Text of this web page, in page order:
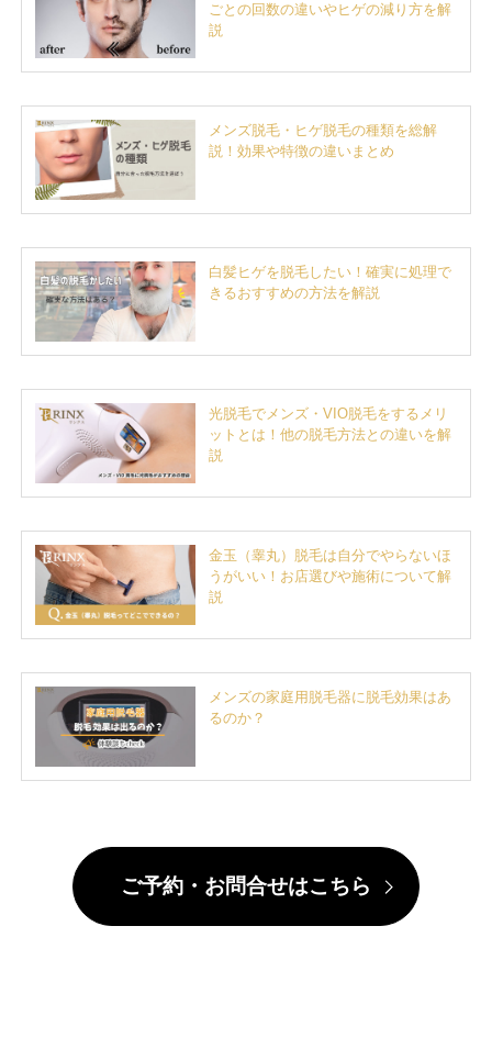
ごとの回数の違いやヒゲの減り方を解
説
メンズ脱毛・ヒゲ脱毛の種類を総解
説！効果や特徴の違いまとめ
白髪ヒゲを脱毛したい！確実に処理で
きるおすすめの方法を解説
光脱毛でメンズ・VIO脱毛をするメリ
ットとは！他の脱毛方法との違いを解
説
金玉（睾丸）脱毛は自分でやらないほ
うがいい！お店選びや施術について解
説
メンズの家庭用脱毛器に脱毛効果はあ
るのか？
ご予約・お問合せはこちら